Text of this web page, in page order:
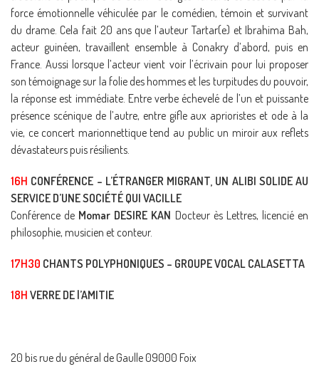
force émotionnelle véhiculée par le comédien, témoin et survivant
du drame. Cela fait 20 ans que l’auteur Tartar(e) et Ibrahima Bah,
acteur guinéen, travaillent ensemble à Conakry d’abord, puis en
France. Aussi lorsque l’acteur vient voir l’écrivain pour lui proposer
son témoignage sur la folie des hommes et les turpitudes du pouvoir,
la réponse est immédiate. Entre verbe échevelé de l’un et puissante
présence scénique de l’autre, entre gifle aux aprioristes et ode à la
vie, ce concert marionnettique tend au public un miroir aux reflets
dévastateurs puis résilients.
16H CONFÉRENCE – L’ÉTRANGER MIGRANT, UN ALIBI SOLIDE AU
SERVICE D’UNE SOCIÉTÉ QUI VACILLE
Conférence de Momar DESIRE KAN Docteur ès Lettres, licencié en
philosophie, musicien et conteur.
17H30 CHANTS POLYPHONIQUES – GROUPE VOCAL CALASETTA
18H VERRE DE l’AMITIE
20 bis rue du général de Gaulle 09000 Foix